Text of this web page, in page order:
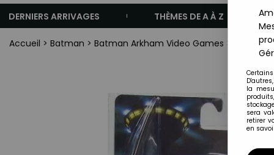
DERNIERS ARRIVAGES THÈMES DE A À Z
Accueil > Batman > Batman Arkham Video Games > DC
la
sera
retirer
en